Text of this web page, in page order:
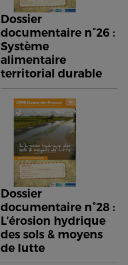
Dossier
documentaire n°26 :
Système
alimentaire
territorial durable
Dossier
documentaire n°28 :
L’érosion hydrique
des sols & moyens
de lutte